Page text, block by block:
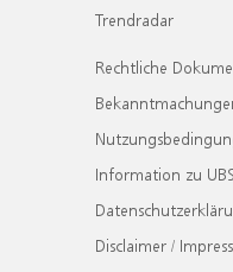
Trendradar
Rechtliche
Information zu UBS
Disclaimer /